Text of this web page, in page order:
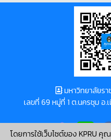
โดยการใช้เว็บไซต์ของ KPRU
มหาวิทยาลัยร
เลขที่ 69 หมู่ที่ 1 ต.นครชุม อ